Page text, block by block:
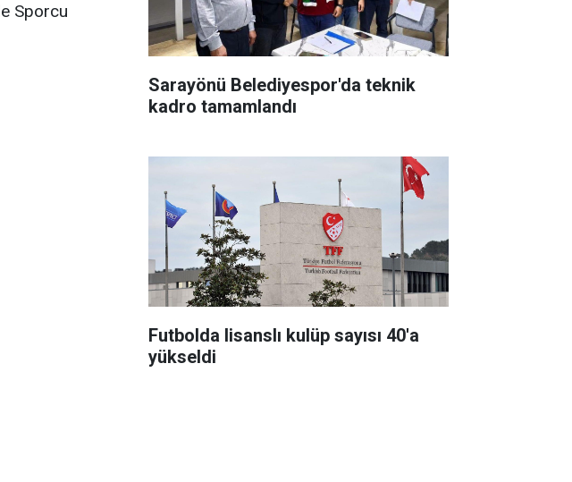
Sporcu
Sarayönü Belediyespor'da teknik
kadro tamamlandı
Futbolda lisanslı kulüp sayısı 40'a
yükseldi